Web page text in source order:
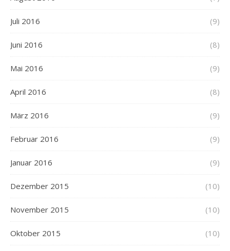
Juli 2016 (9)
Juni 2016 (8)
Mai 2016 (9)
April 2016 (8)
März 2016 (9)
Februar 2016 (9)
Januar 2016 (9)
Dezember 2015 (10)
November 2015 (10)
Oktober 2015 (10)